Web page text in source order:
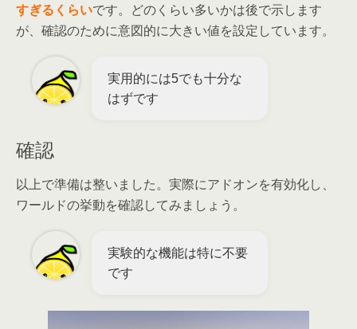
すぎるくらいです。どのくらい多いかは後で示します
が、確認のために意図的に大きい値を設定しています。
実用的には5でも十分な
はずです
確認
以上で準備は整いました。実際にアドオンを有効化し、
ワールドの挙動を確認してみましょう。
実験的な機能は特に不要
です